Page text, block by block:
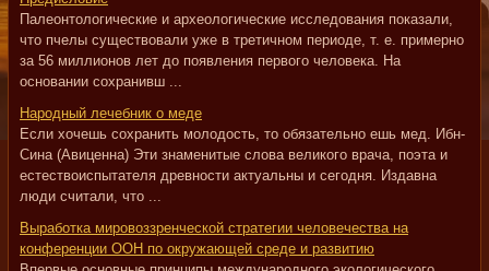
Палеонтологические и археологические исследования показали,
что пчелы существовали уже в третичном периоде, т. е. примерно
за 56 миллионов лет до появления первого человека. На
основании сохранивш ...
Народный лечебник о меде
Если хочешь сохранить молодость, то обязательно ешь мед. Ибн-
Сина (Авиценна) Эти знаменитые слова великого врача, поэта и
естествоиспытателя древности актуальны и сегодня. Издавна
люди считали, что ...
Выработка мировоззренческой стратегии человечества на
конференции ООН по окружающей среде и развитию